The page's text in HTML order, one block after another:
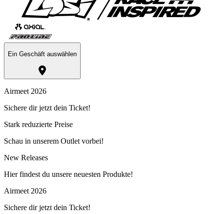
Ein Geschäft auswählen
Airmeet 2026
Sichere dir jetzt dein Ticket!
Stark reduzierte Preise
Schau in unserem Outlet vorbei!
New Releases
Hier findest du unsere neuesten Produkte!
Airmeet 2026
Sichere dir jetzt dein Ticket!